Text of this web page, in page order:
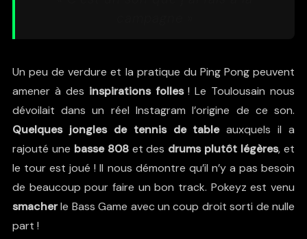
Un peu de verdure et la pratique du Ping Pong peuvent
amener à des inspirations folles! Le Toulousain nous
dévoilait dans un réel Instagram l’origine de ce son.
Quelques jongles de tennis de tableauxquels il a
rajouté une basse 808et des drums plutôt légères, et
le tour est joué ! Il nous démontre qu’il n’y a pas besoin
de beaucoup pour faire un bon track. Pokeyz est venu
smacherle Bass Game avec un coup droit sorti de nulle
part !